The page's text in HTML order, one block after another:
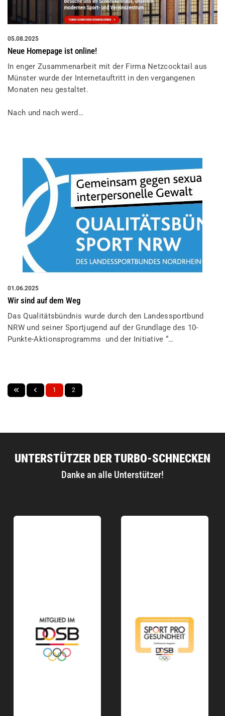
05.08.2025
Neue Homepage ist online!
In enger Zusammenarbeit mit der Firma Netzcocktail aus
Münster wurde der Internetauftritt in den vergangenen
Monaten neu gestaltet.
Nach und nach werd…
01.06.2025
Wir sind auf dem Weg
Das Qualitätsbündnis wurde durch den Landessportbund
NRW und seiner Sportjugend auf der Grundlage des 10-
Punkte-Aktionsprogramms und der Initiative “…
1 2
UNTERSTÜTZER DER TURBO-SCHNECKEN
Danke an alle Unterstützer!